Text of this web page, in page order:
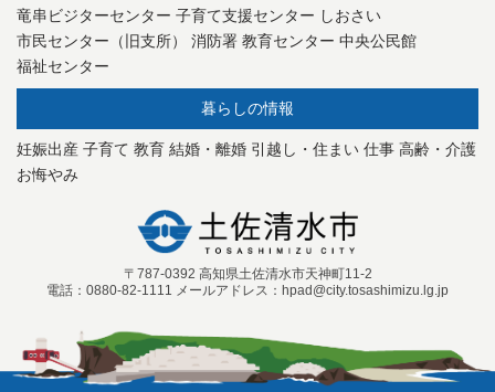
竜串ビジターセンター 子育て支援センター しおさい
市民センター（旧支所）
消防署 教育センター 中央公民館
福祉センター
暮らしの情報
妊娠出産 子育て 教育 結婚・離婚 引越し・住まい 仕事 高齢・介護
お悔やみ
〒787-0392 高知県土佐清水市天神町11-2
電話：0880-82-1111 メールアドレス：hpad@city.tosashimizu.lg.jp